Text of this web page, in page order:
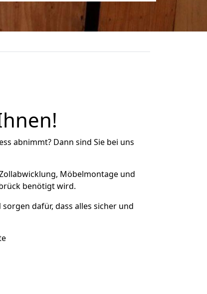
abnimmt? Dann sind Sie bei uns
Möbelmontage und
benötigt wird.
dafür, dass alles sicher und